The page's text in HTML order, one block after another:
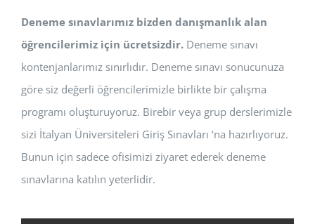
Deneme sınavlarımız bizden danışmanlık alan
öğrencilerimiz için ücretsizdir. Deneme sınavı
kontenjanlarımız sınırlıdır. Deneme sınavı sonucunuza
göre siz değerli öğrencilerimizle birlikte bir çalışma
programı oluşturuyoruz. Birebir veya grup derslerimizle
sizi İtalyan Üniversiteleri Giriş Sınavları ‘na hazırlıyoruz.
Bunun için sadece ofisimizi ziyaret ederek deneme
sınavlarına katılın yeterlidir.